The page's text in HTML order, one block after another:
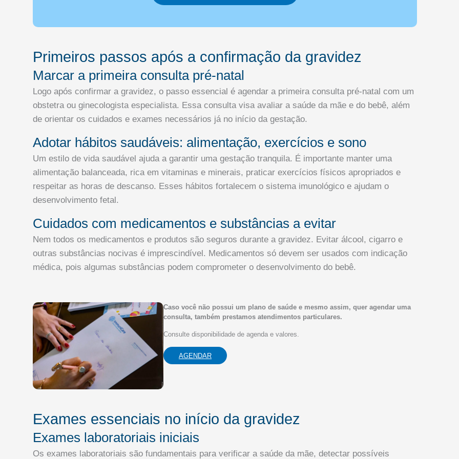
Primeiros passos após a confirmação da gravidez
Marcar a primeira consulta pré-natal
Logo após confirmar a gravidez, o passo essencial é agendar a primeira consulta pré-natal com um
obstetra ou ginecologista especialista. Essa consulta visa avaliar a saúde da mãe e do bebê, além
de orientar os cuidados e exames necessários já no início da gestação.
Adotar hábitos saudáveis: alimentação, exercícios e sono
Um estilo de vida saudável ajuda a garantir uma gestação tranquila. É importante manter uma
alimentação balanceada, rica em vitaminas e minerais, praticar exercícios físicos apropriados e
respeitar as horas de descanso. Esses hábitos fortalecem o sistema imunológico e ajudam o
desenvolvimento fetal.
Cuidados com medicamentos e substâncias a evitar
Nem todos os medicamentos e produtos são seguros durante a gravidez. Evitar álcool, cigarro e
outras substâncias nocivas é imprescindível. Medicamentos só devem ser usados com indicação
médica, pois algumas substâncias podem comprometer o desenvolvimento do bebê.
Caso você não possui um plano de saúde e mesmo assim, quer agendar uma
consulta, também prestamos atendimentos particulares.
Consulte disponibilidade de agenda e valores.
AGENDAR
Exames essenciais no início da gravidez
Exames laboratoriais iniciais
Os exames laboratoriais são fundamentais para verificar a saúde da mãe, detectar possíveis